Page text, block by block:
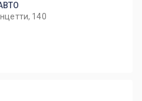
140